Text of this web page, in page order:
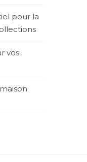
pour la
vos